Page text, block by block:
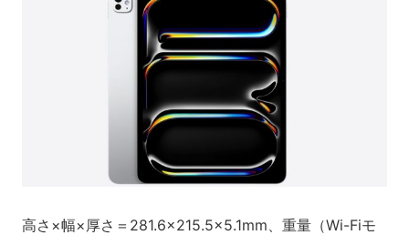
高さ×幅×厚さ＝281.6×215.5×5.1mm、重量（Wi-Fiモ